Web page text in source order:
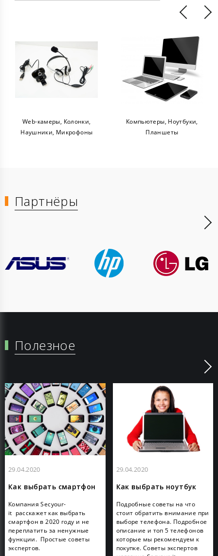
Web-камеры, Колонки,
Наушники, Микрофоны
Компьютеры, Ноутбуки,
Планшеты
Партнёры
Полезное
29.04.2020
Как выбрать смартфон
Компания Secyour-
it расскажет как выбрать
смартфон в 2020 году и не
переплатить за ненужные
функции. Простые советы
экспертов.
29.04.2020
Как выбрать ноутбук
Подробные советы на что
стоит обратить внимание при
выборе телефона. Подробное
описание и топ 5 телефонов
которые мы рекомендуем к
покупке. Советы экспертов